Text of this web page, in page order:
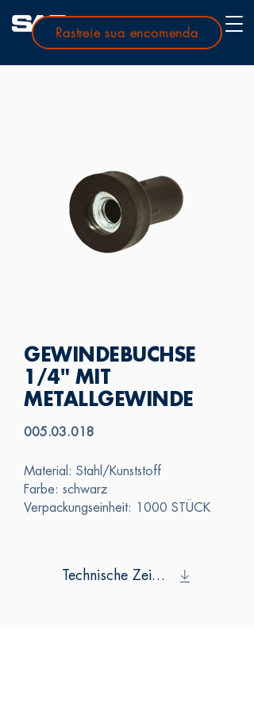
Rastreie sua encomenda
GEWINDEBUCHSE
1/4" MIT
METALLGEWINDE
005.03.018
Material: Stahl/Kunststoff
Farbe: schwarz
Verpackungseinheit: 1000 STÜCK
Technische Zeichnung